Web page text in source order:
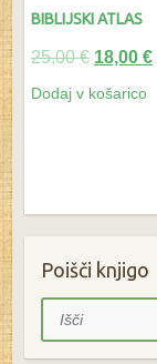
BIBLIJSKI ATLAS
25,00€ 18,00 €
Dodaj v košarico
Poišči knjigo
Išči